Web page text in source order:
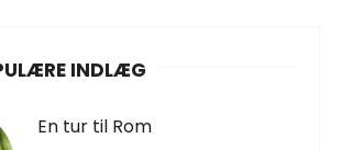
INDLÆG
En tur til Rom